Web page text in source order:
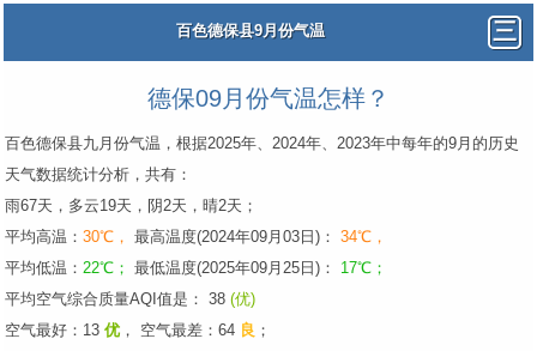
百色德保县9月份气温
德保09月份气温怎样？
百色德保县九月份气温，根据2025年、2024年、2023年中每年的9月的历史
天气数据统计分析，共有：
雨67天，多云19天，阴2天，晴2天；
平均高温： 30℃， 最高温度(2024年09月03日)： 34℃，
平均低温： 22℃； 最低温度(2025年09月25日)： 17℃；
平均空气综合质量AQI值是： 38 (优)
空气最好：13 优 ， 空气最差：64 良 ；